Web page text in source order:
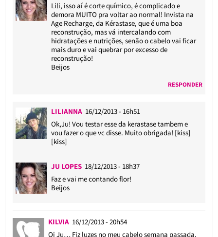
Lili, isso aí é corte químico, é complicado e
demora MUITO pra voltar ao normal! Invista na
Age Recharge, da Kérastase, que é uma boa
reconstrução, mas vá intercalando com
hidratações e nutrições, senão o cabelo vai ficar
mais duro e vai quebrar por excesso de
reconstrução!
Beijos
RESPONDER
LILIANNA 16/12/2013 - 16h51
Ok,Ju! Vou testar esse da kerastase tambem e
vou fazer o que vc disse. Muito obrigada! [kiss]
[kiss]
JU LOPES 18/12/2013 - 18h37
Faz e vai me contando flor!
Beijos
KILVIA 16/12/2013 - 20h54
Oi Ju… Fiz luzes no meu cabelo semana passada,